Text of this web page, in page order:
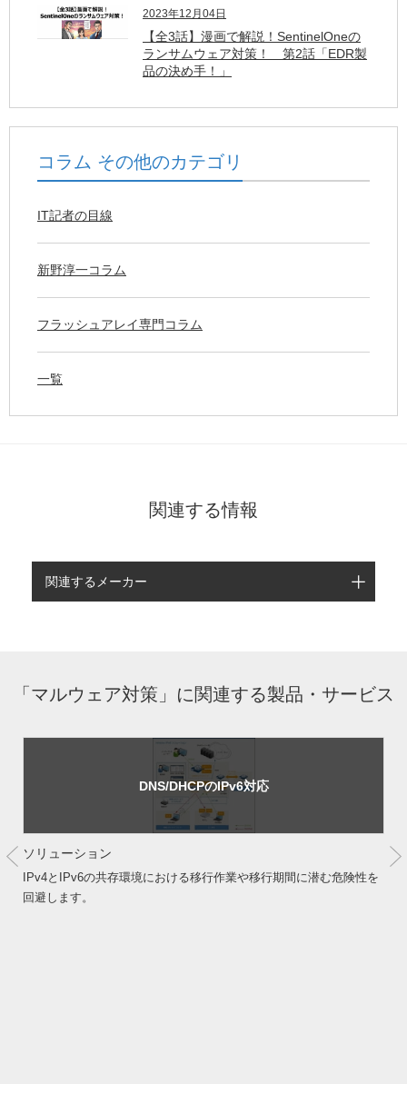
2023年12月04日
【全3話】漫画で解説！SentinelOneの
ランサムウェア対策！ 第2話「EDR製
品の決め手！」
コラム その他のカテゴリ
IT記者の目線
新野淳一コラム
フラッシュアレイ専門コラム
一覧
関連する情報
関連するメーカー
「マルウェア対策」に関連する製品・サービス
DNS/DHCPのIPv6対応
ソリューション
IPv4とIPv6の共存環境における移行作業や移行期間に潜む危険性を
回避します。